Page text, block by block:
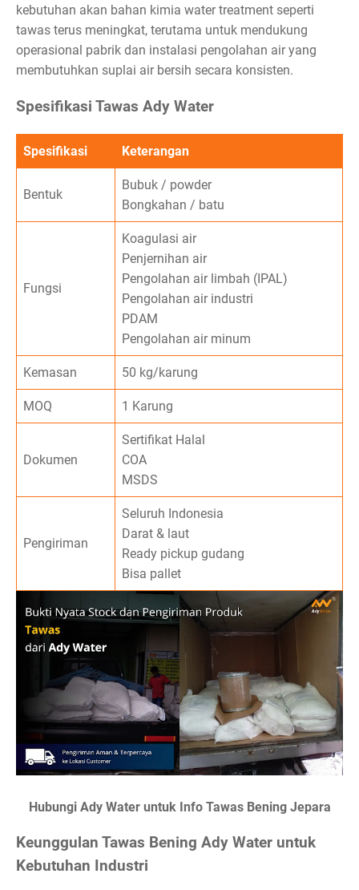
kebutuhan akan bahan kimia water treatment seperti
tawas terus meningkat, terutama untuk mendukung
operasional pabrik dan instalasi pengolahan air yang
membutuhkan suplai air bersih secara konsisten.
Spesifikasi Tawas Ady Water
Spesifikasi Keterangan
Bentuk
Bubuk / powder
Bongkahan / batu
Fungsi
Koagulasi air
Penjernihan air
Pengolahan air limbah (IPAL)
Pengolahan air industri
PDAM
Pengolahan air minum
Kemasan 50 kg/karung
MOQ 1 Karung
Dokumen
Sertifikat Halal
COA
MSDS
Pengiriman
Seluruh Indonesia
Darat & laut
Ready pickup gudang
Bisa pallet
Hubungi Ady Water untuk Info Tawas Bening Jepara
Keunggulan Tawas Bening Ady Water untuk
Kebutuhan Industri